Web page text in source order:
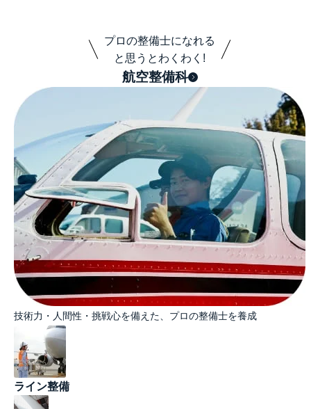
プロの整備士になれる
と思うとわくわく!
航空整備科
技術力・人間性・挑戦心を備えた、プロの整備士を養成​
ライン整備